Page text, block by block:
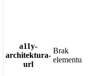
a11y-
architektura-
url
Brak
elementu